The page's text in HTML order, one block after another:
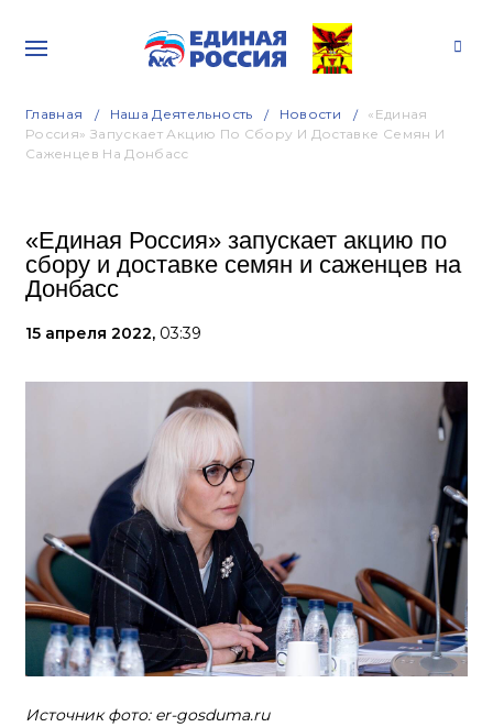
Главная Наша Деятельность Новости
«Единая
Россия» Запускает Акцию По Сбору И Доставке Семян И
Саженцев На Донбасс
«Единая Россия» запускает акцию по
сбору и доставке семян и саженцев на
Донбасс
15 апреля 2022, 03:39
Источник фото: er-gosduma.ru